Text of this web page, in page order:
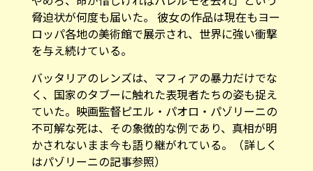
脅迫状が何度も届いた。 彼女の作品は現在もヨー
ロッパ各地の美術館で展示され、世界に強い衝撃
を与え続けている。
バッタリアのレンズは、マフィアの暴力だけでな
く、国家のタブーに触れた表現者たちの姿も捉え
ていた。映画監督ピエル・パオロ・パゾリーニの
不可解な死は、その象徴的な例であり、真相が明
かされないまま今も語り継がれている。（詳しく
はパゾリーニの記事参照）